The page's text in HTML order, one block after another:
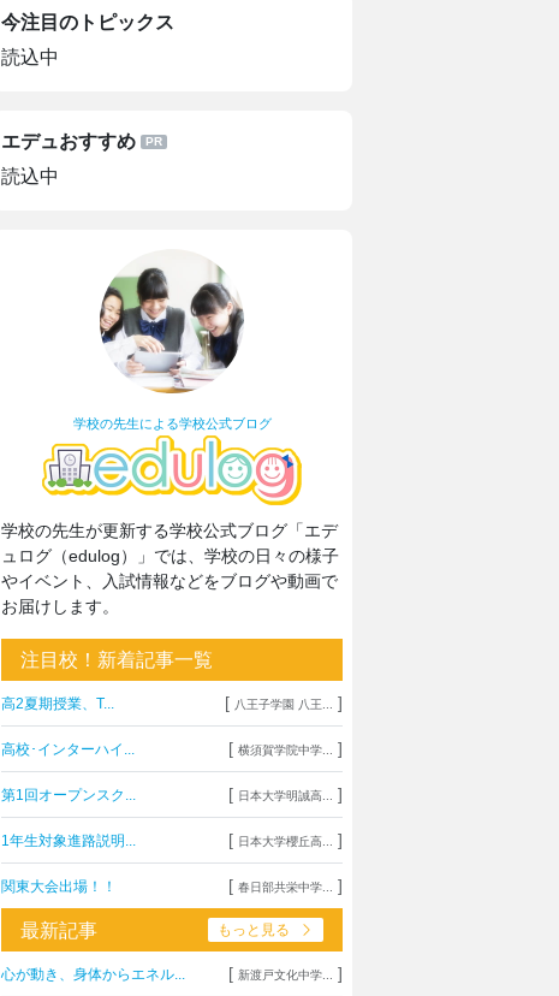
今注目のトピックス
読込中
エデュおすすめ
読込中
学校の先生による学校公式ブログ
学校の先生が更新する学校公式ブログ「エデ
ュログ（edulog）」では、学校の日々の様子
やイベント、入試情報などをブログや動画で
お届けします。
注目校！新着記事一覧
高2夏期授業、T... [ 八王子学園 八王... ]
高校･インターハイ... [ 横須賀学院中学... ]
第1回オープンスク... [ 日本大学明誠高... ]
1年生対象進路説明... [ 日本大学櫻丘高... ]
関東大会出場！！ [ 春日部共栄中学... ]
最新記事 もっと見る
心が動き、身体からエネル... [ 新渡戸文化中学... ]